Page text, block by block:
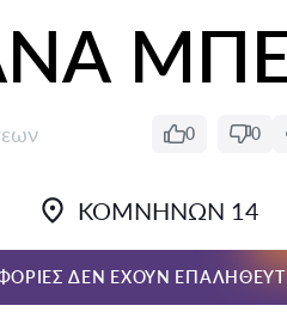
0 0
ΚΟΜΝΗΝΩΝ 14
ΔΕΝ ΈΧΟΥΝ